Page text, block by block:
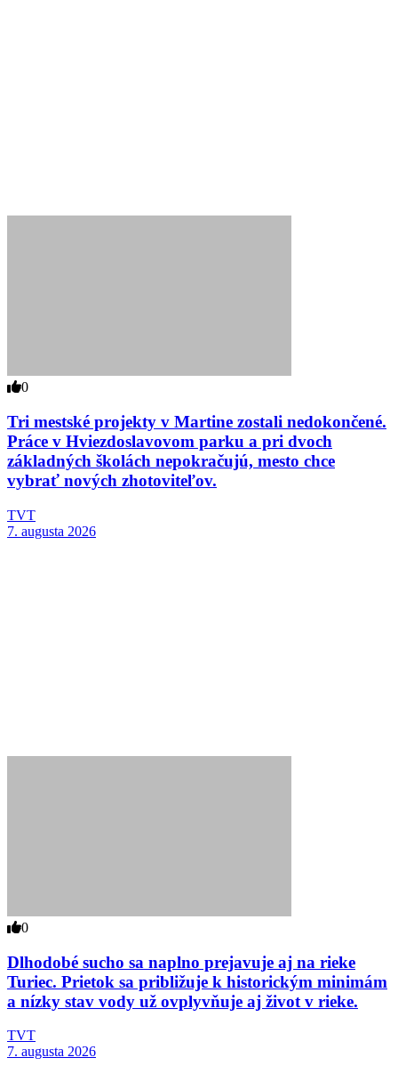
0
Tri mestské projekty v Martine zostali nedokončené.
Práce v Hviezdoslavovom parku a pri dvoch
základných školách nepokračujú, mesto chce
vybrať nových zhotoviteľov.
TVT
7. augusta 2026
0
Dlhodobé sucho sa naplno prejavuje aj na rieke
Turiec. Prietok sa približuje k historickým minimám
a nízky stav vody už ovplyvňuje aj život v rieke.
TVT
7. augusta 2026